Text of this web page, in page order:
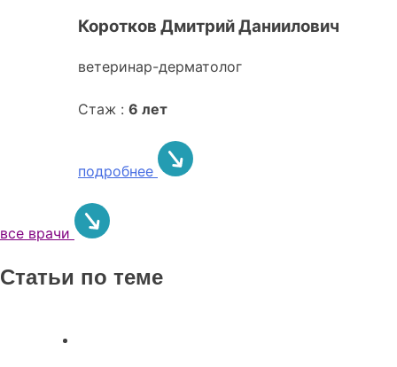
Коротков Дмитрий Даниилович
ветеринар-дерматолог
Стаж : 6 лет
подробнее
все врачи
Статьи по теме